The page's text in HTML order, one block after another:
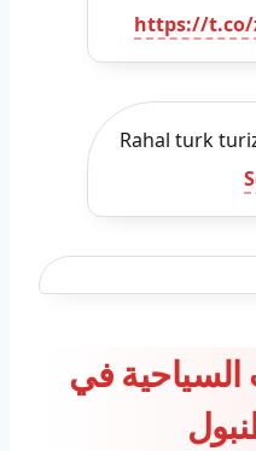
https://t.co/
في